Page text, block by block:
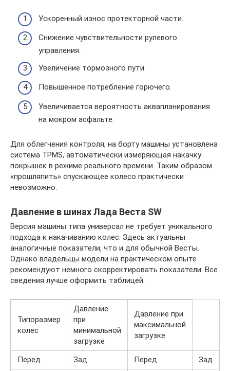
Ускоренный износ протекторной части.
Снижение чувствительности рулевого
управления.
Увеличение тормозного пути.
Повышенное потребление горючего.
Увеличивается вероятность аквапланирования
на мокром асфальте.
Для облегчения контроля, на борту машины установлена
система TPMS, автоматически измеряющая накачку
покрышек в режиме реального времени. Таким образом
«прошляпить» спускающее колесо практически
невозможно.
Давление в шинах Лада Веста SW
Версия машины типа универсал не требует уникального
подхода к накачиванию колес. Здесь актуальны
аналогичные показатели, что и для обычной Весты.
Однако владельцы модели на практическом опыте
рекомендуют немного скорректировать показатели. Все
сведения лучше оформить таблицей.
Типоразмер
колес
Давление
при
минимальной
загрузке
Давление при
максимальной
загрузке
Перед Зад Перед
Зад